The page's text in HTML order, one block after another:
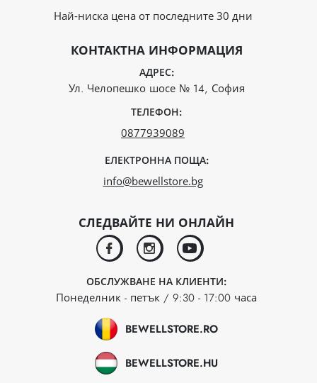
Най-ниска цена от последните 30 дни
КОНТАКТНА ИНФОРМАЦИЯ
АДРЕС:
Ул. Челопешко шосе № 14, София
ТЕЛЕФОН:
0877939089
ЕЛЕКТРОННА ПОЩА:
info@bewellstore.bg
СЛЕДВАЙТЕ НИ ОНЛАЙН
facebookinstagramyoutube
ОБСЛУЖВАНЕ НА КЛИЕНТИ:
Понеделник - петък / 9:30 - 17:00 часа
BEWELLSTORE.RO
BEWELLSTORE.HU